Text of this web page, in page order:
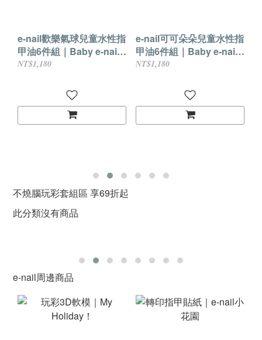
e-nail歡樂氣球兒童水性指
甲油6件組｜Baby e-nail
系列 CBC
NT$1,180
e-nail可可朵朵兒童水性指
甲油6件組｜Baby e-nail
系列 CBJ
NT$1,180
不燒腦玩彩套組區 享69折起
此分類沒有商品
e-nail周邊商品